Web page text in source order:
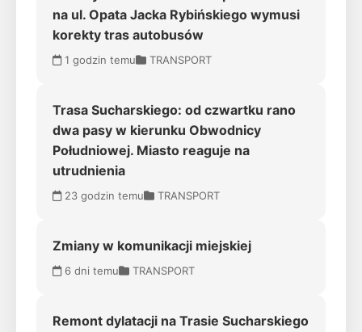
na ul. Opata Jacka Rybińskiego wymusi
korekty tras autobusów
1 godzin temu TRANSPORT
Trasa Sucharskiego: od czwartku rano
dwa pasy w kierunku Obwodnicy
Południowej. Miasto reaguje na
utrudnienia
23 godzin temu TRANSPORT
Zmiany w komunikacji miejskiej
6 dni temu TRANSPORT
Remont dylatacji na Trasie Sucharskiego